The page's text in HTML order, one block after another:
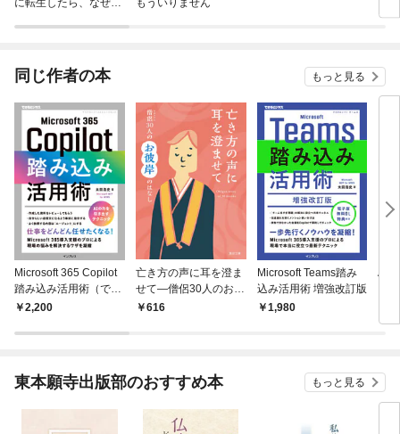
に転生したら、なぜか
もういりません
今
同じ作者の本 もっと見る
Microsoft 365 Copilot
踏み込み活用術（でき
るビジネス）
2,200
亡き方の声に耳を澄ま
せて―僧侶30人のお彼
岸のはなし―
616
Microsoft Teams踏み
込み活用術 増強改訂版
1,980
東本願寺出版部のおすすめ本 もっと見る